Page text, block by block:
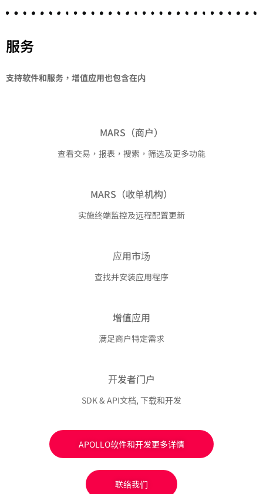
服务
支持软件和服务，增值应用也包含在内
MARS（商户）
查看交易，报表，搜索，筛选及更多功能
MARS（收单机构）
实施终端监控及远程配置更新
应用市场
查找并安装应用程序
增值应用
满足商户特定需求
开发者门户
SDK & API文档, 下载和开发
APOLLO软件和开发​更多详情
联络我们